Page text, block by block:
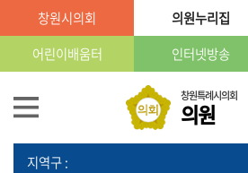
본문으로 바로가기
GNB메뉴 바로가기
창
원
특
례
의
원
소
개
창원특례시의회
의원
창원시의회 의원누리집
어린이배움터
인터넷방송
당:
지역구 :